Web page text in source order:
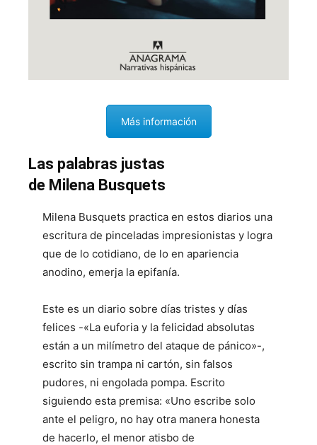
Más información
Las palabras justas
de Milena Busquets
Milena Busquets practica en estos diarios una
escritura de pinceladas impresionistas y logra
que de lo cotidiano, de lo en apariencia
anodino, emerja la epifanía.
Este es un diario sobre días tristes y días
felices -«La euforia y la felicidad absolutas
están a un milímetro del ataque de pánico»-,
escrito sin trampa ni cartón, sin falsos
pudores, ni engolada pompa. Escrito
siguiendo esta premisa: «Uno escribe solo
ante el peligro, no hay otra manera honesta
de hacerlo, el menor atisbo de